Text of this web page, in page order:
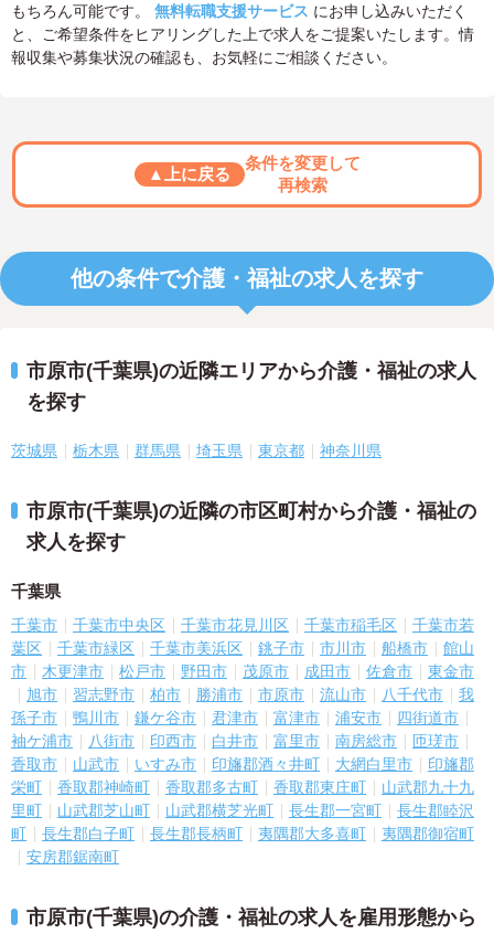
もちろん可能です。 無料転職支援サービス にお申し込みいただく
と、ご希望条件をヒアリングした上で求人をご提案いたします。情
報収集や募集状況の確認も、お気軽にご相談ください。
▲上に戻る
条件を変更して
再検索
他の条件で介護・福祉の求人を探す
市原市(千葉県)の近隣エリアから介護・福祉の求人
を探す
茨城県 栃木県 群馬県 埼玉県 東京都 神奈川県
市原市(千葉県)の近隣の市区町村から介護・福祉の
求人を探す
千葉県
千葉市 千葉市中央区 千葉市花見川区 千葉市稲毛区
千葉市若
葉区
千葉市緑区 千葉市美浜区 銚子市 市川市 船橋市
館山
市
木更津市 松戸市 野田市 茂原市 成田市 佐倉市
東金市
旭市
習志野市 柏市 勝浦市 市原市 流山市 八千代市
我
孫子市
鴨川市 鎌ケ谷市 君津市 富津市 浦安市
四街道市
袖ケ浦市
八街市 印西市 白井市 富里市 南房総市
匝瑳市
香取市
山武市 いすみ市 印旛郡酒々井町 大網白里市
印旛郡
栄町
香取郡神崎町 香取郡多古町 香取郡東庄町
山武郡九十九
里町
山武郡芝山町 山武郡横芝光町 長生郡一宮町
長生郡睦沢
町
長生郡白子町 長生郡長柄町 夷隅郡大多喜町
夷隅郡御宿町
安房郡鋸南町
市原市(千葉県)の介護・福祉の求人を雇用形態から